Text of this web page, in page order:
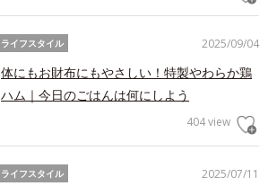
2025/09/04
ライフスタイル
体にもお財布にもやさしい！特製やわらか鶏
ハム｜今日のごはんは何にしよう
404 view
2025/07/11
ライフスタイル